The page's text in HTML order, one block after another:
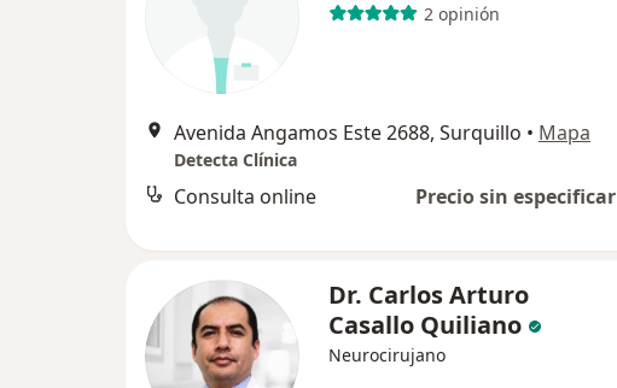
2 opinión
Avenida Angamos Este 2688, Surquillo • Mapa
Detecta Clínica
Consulta online Precio sin especificar
Dr. Carlos Arturo
Casallo Quiliano
Neurocirujano